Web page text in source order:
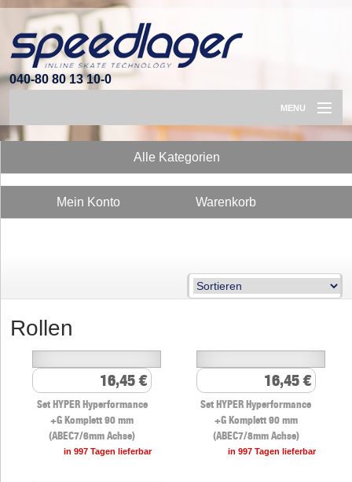
040-80 80 13 10-0
MENU
ROLLEN
Alle Kategorien
Warenkorb
Mein Konto
Rollen
16,45 €
Set HYPER Hyperformance
+G Komplett 90 mm
(ABEC7/6mm Achse)
in 997 Tagen lieferbar
16,45 €
Set HYPER Hyperformance
+G Komplett 90 mm
(ABEC7/8mm Achse)
in 997 Tagen lieferbar